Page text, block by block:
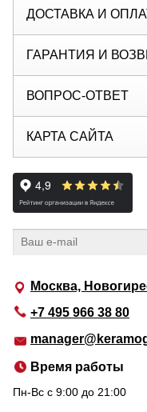
Москва,
+7 495 966 38 80
Время работы
Пн-Вс c 9:00 до 21:00
ДОСТАВКА И
ГАРАНТИЯ И
ВОПРОС-ОТВЕТ
КАРТА САЙТА